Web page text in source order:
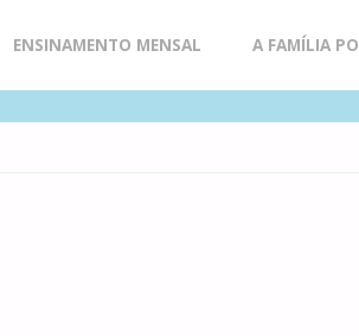
to
ENSINAMENTO MENSAL A FAMÍLIA